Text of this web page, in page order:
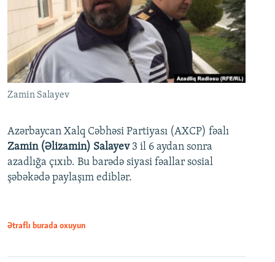
Zamin Salayev
Azərbaycan Xalq Cəbhəsi Partiyası (AXCP) fəalı
Zamin (Əlizamin) Salayev 3 il 6 aydan sonra
azadlığa çıxıb. Bu barədə siyasi fəallar sosial
şəbəkədə paylaşım ediblər.
Ətraflı burada oxuyun